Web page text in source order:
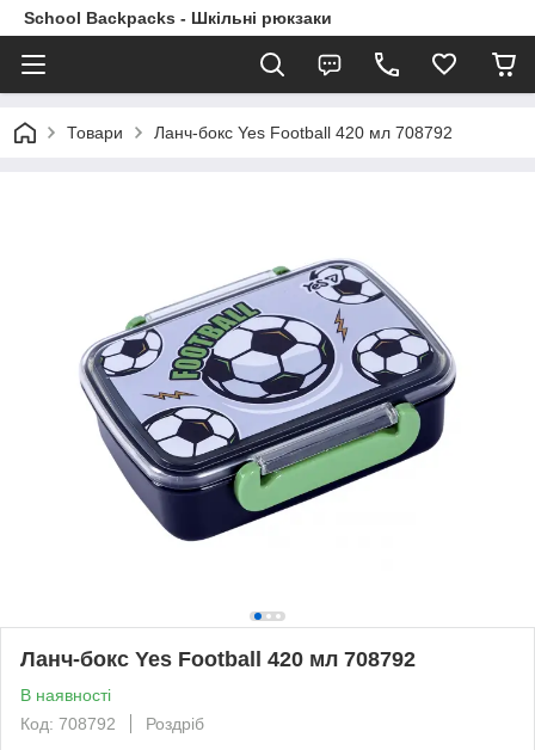
School Backpacks - Шкільні рюкзаки
Товари Ланч-бокс Yes Football 420 мл 708792
Ланч-бокс Yes Football 420 мл 708792
В наявності
Код: 708792
Роздріб